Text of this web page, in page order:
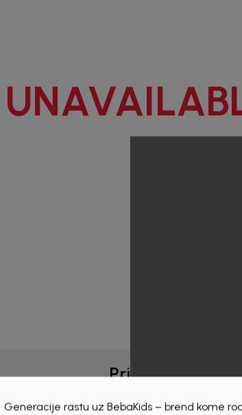
Prijava na
Generacije rastu uz BebaKids – brend kome